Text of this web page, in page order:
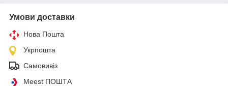
Умови доставки
Нова Пошта
Укрпошта
Самовивіз
Meest ПОШТА